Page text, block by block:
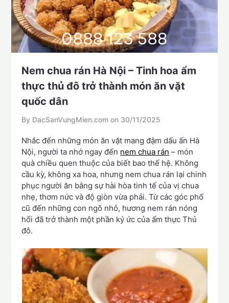
Nem chua rán Hà Nội – Tinh hoa ẩm
thực thủ đô trở thành món ăn vặt
quốc dân
By DacSanVungMien.com on 30/11/2025
Nhắc đến những món ăn vặt mang đậm dấu ấn Hà
Nội, người ta nhớ ngay đến nem chua rán – món
quà chiều quen thuộc của biết bao thế hệ. Không
cầu kỳ, không xa hoa, nhưng nem chua rán lại chinh
phục người ăn bằng sự hài hòa tinh tế của vị chua
nhẹ, thơm nức và độ giòn vừa phải. Từ các góc phố
cũ đến những con ngõ nhỏ, hương nem rán nóng
hổi đã trở thành một phần ký ức của ẩm thực Thủ
đô.